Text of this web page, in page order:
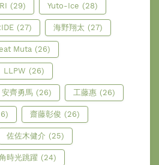
(29) Yuto-Ice (28)
(27) 海野翔太 (27)
Muta (26)
LLPW (26)
安齊勇馬 (26) 工藤惠 (26)
齋藤彰俊 (26)
佐佐木健介 (25)
時光跳躍 (24)